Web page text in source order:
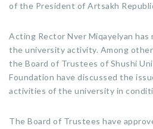
of the President of Artsakh
Acting Rector Nver Miqayelyan
the university activity. Among
the Board of Trustees of Shushi
Foundation have discussed the
activities of the university in
The Board of Trustees have